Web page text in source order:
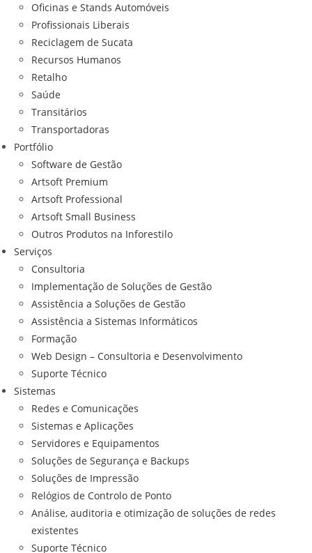
Oficinas e Stands Automóveis
Profissionais Liberais
Reciclagem de Sucata
Recursos Humanos
Retalho
Saúde
Transitários
Transportadoras
Portfólio
Software de Gestão
Artsoft Premium
Artsoft Professional
Artsoft Small Business
Outros Produtos na Inforestilo
Serviços
Consultoria
Implementação de Soluções de Gestão
Assistência a Soluções de Gestão
Assistência a Sistemas Informáticos
Formação
Web Design – Consultoria e Desenvolvimento
Suporte Técnico
Sistemas
Redes e Comunicações
Sistemas e Aplicações
Servidores e Equipamentos
Soluções de Segurança e Backups
Soluções de Impressão
Relógios de Controlo de Ponto
Análise, auditoria e otimização de soluções de redes
existentes
Suporte Técnico